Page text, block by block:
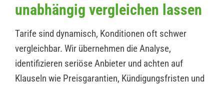
unabhängig vergleichen lassen
Tarife sind dynamisch, Konditionen oft schwer
vergleichbar. Wir übernehmen die Analyse,
identifizieren seriöse Anbieter und achten auf
Klauseln wie Preisgarantien, Kündigungsfristen und